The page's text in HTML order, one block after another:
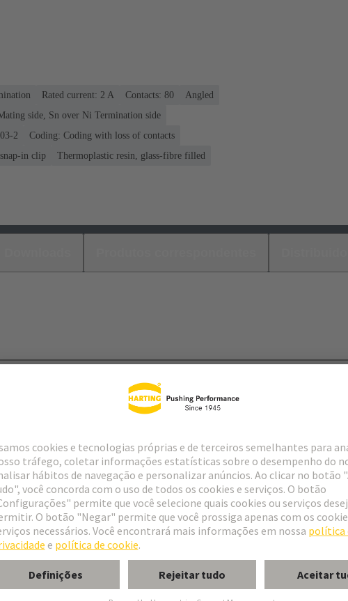
Rated current: ‌2 A Contacts: 80
Angled
side, Sn over Ni Termination side
2
Coding: Coding with loss of contacts
in clip
Thermoplastic resin, glass-fibre filled
of special contacts: see data sheet of the selected contacts